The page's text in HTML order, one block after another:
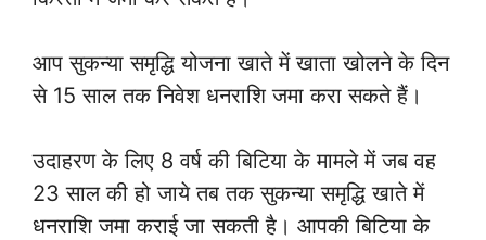
आप सुकन्या समृद्धि योजना खाते में खाता खोलने के दिन
से 15 साल तक निवेश धनराशि जमा करा सकते हैं।
उदाहरण के लिए 8 वर्ष की बिटिया के मामले में जब वह
23 साल की हो जाये तब तक सुकन्या समृद्धि खाते में
धनराशि जमा कराई जा सकती है। आपकी बिटिया के